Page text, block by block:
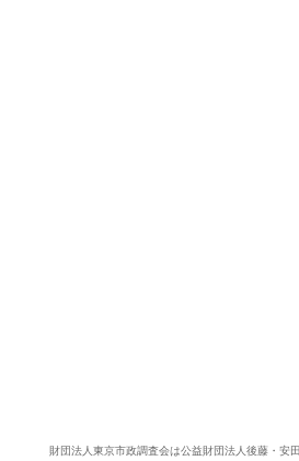
財団法人東京市政調査会は公益財団法人後藤・安